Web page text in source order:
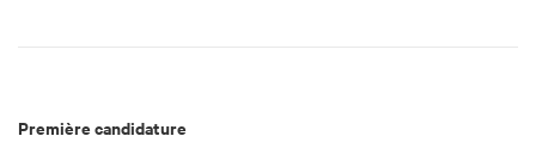
Première candidature